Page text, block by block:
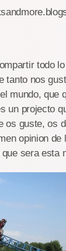
todo
tanto nos
mundo, que
un projecto
os guste, os
opinion de
sera esta